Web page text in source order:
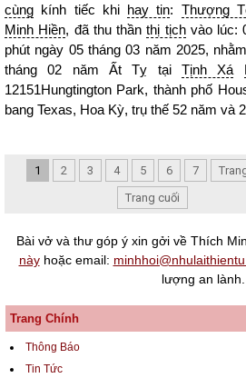
cùng kính tiếc khi hay tin: Thượng
Minh Hiền, đã thu thầnthị tịchvào lúc:
phút ngày 05 tháng 03 năm 2025,
tháng 02 năm Ất Tỵ tại Tịnh Xá
12151Hungtington Park, thành phố
bang Texas, Hoa Kỳ, trụ thế 52 năm và
1 2 3 4 5 6 7
Trang cuối
Bài vở và thư góp ý xin gởi về Thích
nàyhoặc email:
lượng an lành.
Trang Chính
Thông Báo
Tin Tức